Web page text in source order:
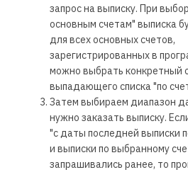
запрос на выписку. При
основным счетам" выписка
для всех основных счетов,
зарегистрированных в
можно выбрать конкретный
выпадающего списка "по
Затем выбираем диапазон
нужно заказать выписку.
"с даты последней выписки
и выписки по выбранному
запрашивались ранее, то